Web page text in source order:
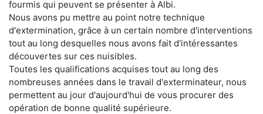
fourmis qui peuvent se présenter à Albi.
Nous avons pu mettre au point notre technique
d'extermination, grâce à un certain nombre d'interventions
tout au long desquelles nous avons fait d'intéressantes
découvertes sur ces nuisibles.
Toutes les qualifications acquises tout au long des
nombreuses années dans le travail d'exterminateur, nous
permettent au jour d'aujourd'hui de vous procurer des
opération de bonne qualité supérieure.